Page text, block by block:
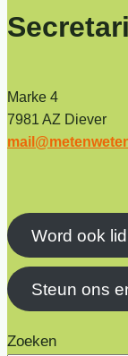
Marke 4
7981 AZ Diever
Word ook lid
Steun ons
Zoeken